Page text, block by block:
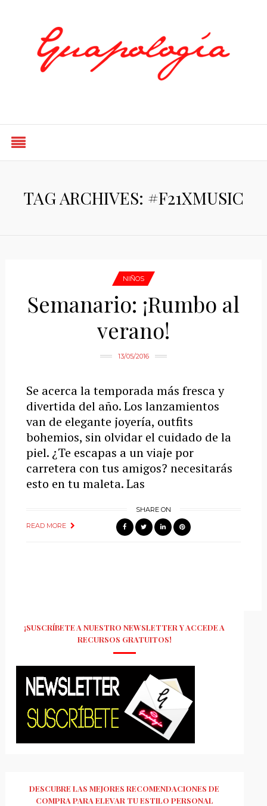
TAG ARCHIVES: #F21XMUSIC
NIÑOS
Semanario: ¡Rumbo al
verano!
13/05/2016
Se acerca la temporada más fresca y
divertida del año. Los lanzamientos
van de elegante joyería, outfits
bohemios, sin olvidar el cuidado de la
piel. ¿Te escapas a un viaje por
carretera con tus amigos? necesitarás
esto en tu maleta. Las
READ MORE
SHARE ON
¡SUSCRÍBETE A NUESTRO NEWSLETTER Y ACCEDE A
RECURSOS GRATUITOS!
DESCUBRE LAS MEJORES RECOMENDACIONES DE
COMPRA PARA ELEVAR TU ESTILO PERSONAL